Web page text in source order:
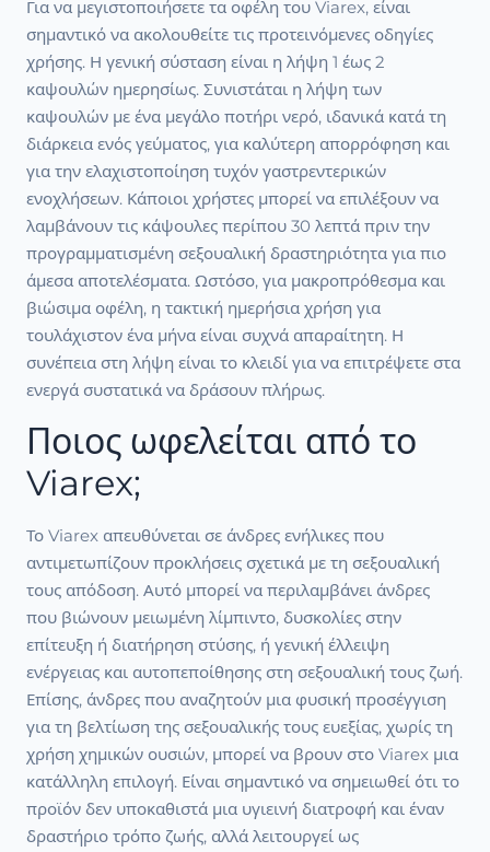
Για να μεγιστοποιήσετε τα οφέλη του Viarex, είναι
σημαντικό να ακολουθείτε τις προτεινόμενες οδηγίες
χρήσης. Η γενική σύσταση είναι η λήψη 1 έως 2
καψουλών ημερησίως. Συνιστάται η λήψη των
καψουλών με ένα μεγάλο ποτήρι νερό, ιδανικά κατά τη
διάρκεια ενός γεύματος, για καλύτερη απορρόφηση και
για την ελαχιστοποίηση τυχόν γαστρεντερικών
ενοχλήσεων. Κάποιοι χρήστες μπορεί να επιλέξουν να
λαμβάνουν τις κάψουλες περίπου 30 λεπτά πριν την
προγραμματισμένη σεξουαλική δραστηριότητα για πιο
άμεσα αποτελέσματα. Ωστόσο, για μακροπρόθεσμα και
βιώσιμα οφέλη, η τακτική ημερήσια χρήση για
τουλάχιστον ένα μήνα είναι συχνά απαραίτητη. Η
συνέπεια στη λήψη είναι το κλειδί για να επιτρέψετε στα
ενεργά συστατικά να δράσουν πλήρως.
Ποιος ωφελείται από το
Viarex;
Το Viarex απευθύνεται σε άνδρες ενήλικες που
αντιμετωπίζουν προκλήσεις σχετικά με τη σεξουαλική
τους απόδοση. Αυτό μπορεί να περιλαμβάνει άνδρες
που βιώνουν μειωμένη λίμπιντο, δυσκολίες στην
επίτευξη ή διατήρηση στύσης, ή γενική έλλειψη
ενέργειας και αυτοπεποίθησης στη σεξουαλική τους ζωή.
Επίσης, άνδρες που αναζητούν μια φυσική προσέγγιση
για τη βελτίωση της σεξουαλικής τους ευεξίας, χωρίς τη
χρήση χημικών ουσιών, μπορεί να βρουν στο Viarex μια
κατάλληλη επιλογή. Είναι σημαντικό να σημειωθεί ότι το
προϊόν δεν υποκαθιστά μια υγιεινή διατροφή και έναν
δραστήριο τρόπο ζωής, αλλά λειτουργεί ως